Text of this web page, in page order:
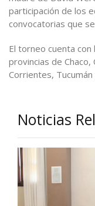
participación de los
convocatorias que
El torneo cuenta
provincias de Chaco,
Corrientes,
Noticias